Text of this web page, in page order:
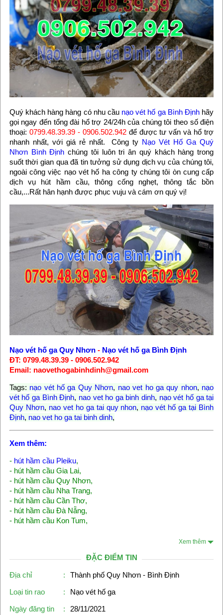
Quý khách hàng hàng có nhu cầu nạo vét hố ga Bình Định hãy
gọi ngay đến tổng đài hổ trợ 24/24h của chúng tôi theo số điện
thoại: 0799.48.39.39 - 0906.502.942 để được tư vấn và hổ trợ
nhanh nhất, với giá rẻ nhất. Công ty Nạo Vét Hố Ga Quý
Nhơn Bình Định chúng tôi luôn tri ân quý khách hàng trong
suốt thời gian qua đã tin tưởng sử dụng dịch vụ của chúng tôi,
ngoài công việc nạo vét hố ha công ty chúng tôi òn cung cấp
dịch vụ hút hầm cầu, thông cống nghẹt, thông tắc bồn
cầu,...Rất hân hạnh được phục vuju và cám ơn quý vị!
Nạo vét hố ga Quy Nhơn- Nạo vét hố ga Bình Định
ĐT: 0799.48.39.39 - 0906.502.942
Email: naovethogabinhdinh@gmail.com
Tags: nạo vét hố ga Quy Nhơn, nao vet ho ga quy nhon, nạo
vét hố ga Bình Định, nao vet ho ga binh dinh, nạo vét hố ga tại
Quy Nhơn, nao vet ho ga tai quy nhon, nạo vét hố ga tại Bình
Định, nao vet ho ga tai binh dinh,
Xem thêm:
- hút hầm cầu Pleiku,
- hút hầm cầu Gia Lai,
- hút hầm cầu Quy Nhơn,
- hút hầm cầu Nha Trang,
- hút hầm cầu Cần Thơ,
- hút hầm cầu Đà Nẵng,
- hút hầm cầu Kon Tum,
Xem thêm
ĐẶC ĐIỂM TIN
Địa chỉ :
Thành phố Quy Nhơn - Bình Định
Loại tin rao
:
Nạo vét hố ga
Ngày đăng tin
: 28/11/2021